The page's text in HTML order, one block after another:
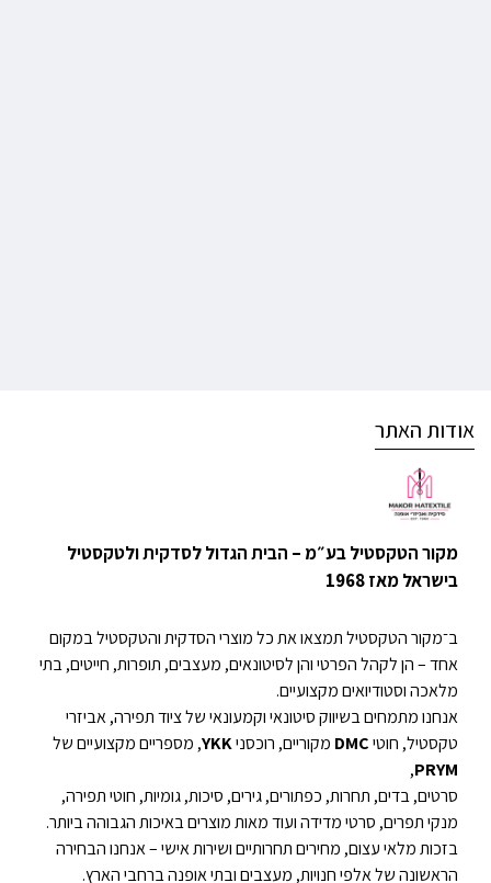
אודות האתר
מקור הטקסטיל בע״מ – הבית הגדול לסדקית ולטקסטיל
בישראל מאז 1968
ב־מקור הטקסטיל תמצאו את כל מוצרי הסדקית והטקסטיל במקום
אחד – הן לקהל הפרטי והן לסיטונאים, מעצבים, תופרות, חייטים, בתי
מלאכה וסטודיואים מקצועיים.
אנחנו מתמחים בשיווק סיטונאי וקמעונאי של ציוד תפירה, אביזרי
טקסטיל, חוטיDMC מקוריים, רוכסניYKK, מספריים מקצועיים של
PRYM
,
סרטים, בדים, תחרות, כפתורים, גירים, סיכות, גומיות, חוטי תפירה,
מנקי תפרים, סרטי מדידה ועוד מאות מוצרים באיכות הגבוהה ביותר.
בזכות מלאי עצום, מחירים תחרותיים ושירות אישי – אנחנו הבחירה
הראשונה של אלפי חנויות, מעצבים ובתי אופנה ברחבי הארץ.